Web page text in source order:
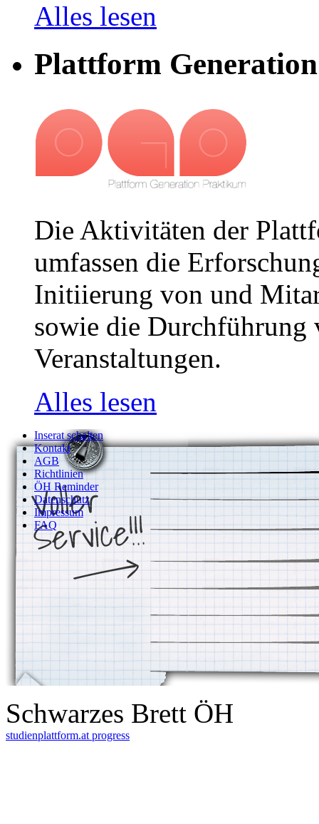
Alles lesen
Plattform
Die Aktivitäten der
umfassen die
Initiierung von und
sowie die Durchführung
Veranstaltungen.
Alles lesen
Inserat schalten
Kontakt
AGB
Richtlinien
ÖH Reminder
Datenschutz
Impressum
FAQ
Schwarzes Brett ÖH
studienplattform.at progress